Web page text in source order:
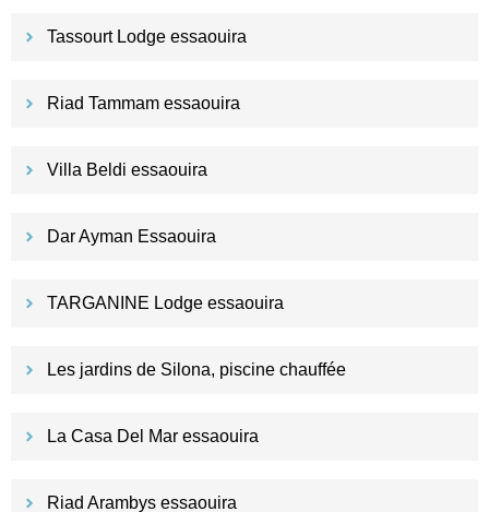
Tassourt Lodge essaouira
Riad Tammam essaouira
Villa Beldi essaouira
Dar Ayman Essaouira
TARGANINE Lodge essaouira
Les jardins de Silona, piscine chauffée
La Casa Del Mar essaouira
Riad Arambys essaouira